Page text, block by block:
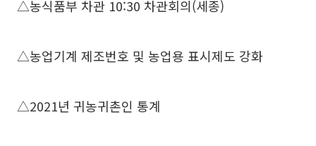
△농식품부 차관 10:30 차관회의(세종)
△농업기계 제조번호 및 농업용 표시제도 강화
△2021년 귀농귀촌인 통계